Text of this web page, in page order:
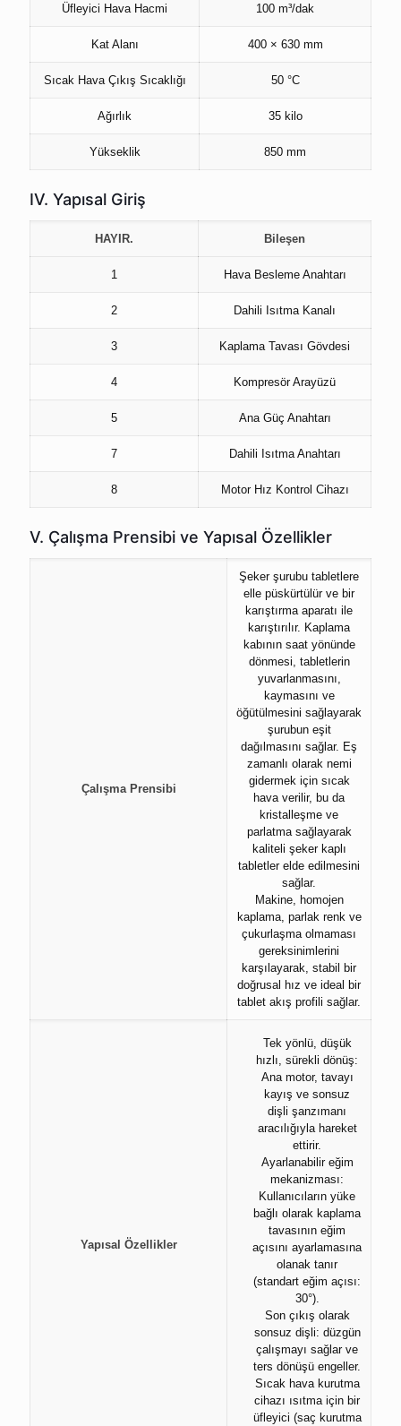
Üfleyici Hava Hacmi 100 m³/dak
Kat Alanı 400 × 630 mm
Sıcak Hava Çıkış Sıcaklığı 50 °C
Ağırlık 35 kilo
Yükseklik 850 mm
IV. Yapısal Giriş
HAYIR. Bileşen
1 Hava Besleme Anahtarı
2 Dahili Isıtma Kanalı
3 Kaplama Tavası Gövdesi
4 Kompresör Arayüzü
5 Ana Güç Anahtarı
7 Dahili Isıtma Anahtarı
8 Motor Hız Kontrol Cihazı
V. Çalışma Prensibi ve Yapısal Özellikler
Çalışma Prensibi
Şeker şurubu tabletlere
elle püskürtülür ve bir
karıştırma aparatı ile
karıştırılır. Kaplama
kabının saat yönünde
dönmesi, tabletlerin
yuvarlanmasını,
kaymasını ve
öğütülmesini sağlayarak
şurubun eşit
dağılmasını sağlar. Eş
zamanlı olarak nemi
gidermek için sıcak
hava verilir, bu da
kristalleşme ve
parlatma sağlayarak
kaliteli şeker kaplı
tabletler elde edilmesini
sağlar.
Makine, homojen
kaplama, parlak renk ve
çukurlaşma olmaması
gereksinimlerini
karşılayarak, stabil bir
doğrusal hız ve ideal bir
tablet akış profili sağlar.
Yapısal Özellikler
Tek yönlü, düşük
hızlı, sürekli dönüş:
Ana motor, tavayı
kayış ve sonsuz
dişli şanzımanı
aracılığıyla hareket
ettirir.
Ayarlanabilir eğim
mekanizması:
Kullanıcıların yüke
bağlı olarak kaplama
tavasının eğim
açısını ayarlamasına
olanak tanır
(standart eğim açısı:
30°).
Son çıkış olarak
sonsuz dişli: düzgün
çalışmayı sağlar ve
ters dönüşü engeller.
Sıcak hava kurutma
cihazı ısıtma için bir
üfleyici (saç kurutma